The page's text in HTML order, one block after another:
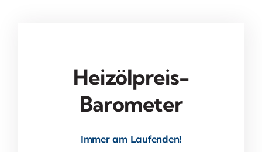
Heizölpreis-
Barometer
Immer am Laufenden!